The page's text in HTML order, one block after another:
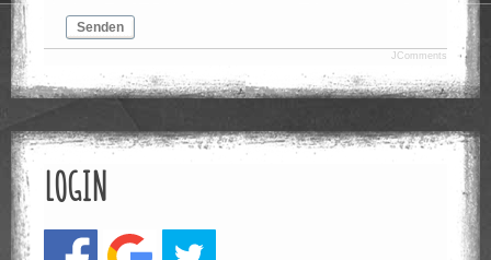
Senden
JComments
LOGIN